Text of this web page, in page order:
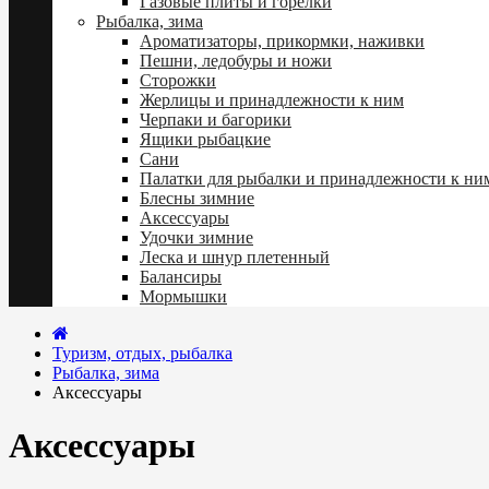
Рыбалка, зима
Ароматизаторы, прикормки, наживки
Пешни, ледобуры и ножи
Сторожки
Жерлицы и принадлежности к ним
Черпаки и багорики
Ящики рыбацкие
Сани
Палатки для рыбалки и принадлежности к
Блесны зимние
Аксессуары
Удочки зимние
Леска и шнур плетенный
Балансиры
Мормышки
Туризм, отдых, рыбалка
Рыбалка, зима
Аксессуары
Аксессуары